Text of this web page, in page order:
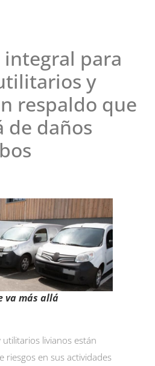
para
y
respaldo que
de daños
va más allá
livianos están
riesgos en sus actividades